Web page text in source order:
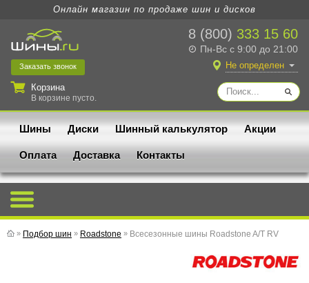
Онлайн магазин по продаже шин и дисков
8 (800) 333 15 60
Пн-Вс с 9:00 до 21:00
Заказать звонок
Корзина
В корзине пусто.
Не определен
Шины Диски Шинный калькулятор Акции
Оплата Доставка Контакты
» Подбор шин » Roadstone » Всесезонные шины Roadstone A/T RV